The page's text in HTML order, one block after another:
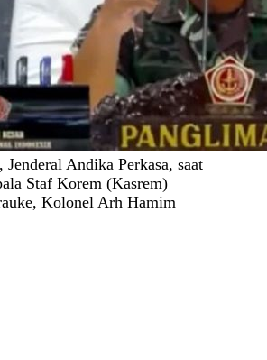
Andika Perkasa, saat
Staf Korem (Kasrem)
Kolonel Arh Hamim